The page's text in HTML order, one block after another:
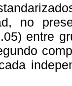
no
entre